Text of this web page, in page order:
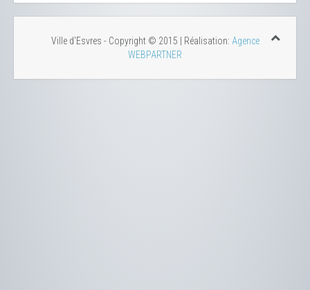
Ville d'Esvres - Copyright © 2015 | Réalisation: Agence
WEBPARTNER